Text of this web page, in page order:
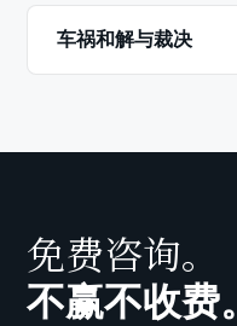
车祸和解与裁决
免费咨询。
不赢不收费。